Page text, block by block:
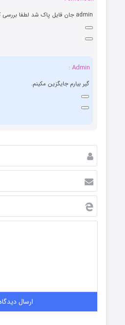
admin جان فایل پاک شد لطفا بررسی کن ممنون
Admin :
گیر بیارم جایگزین مکینم.